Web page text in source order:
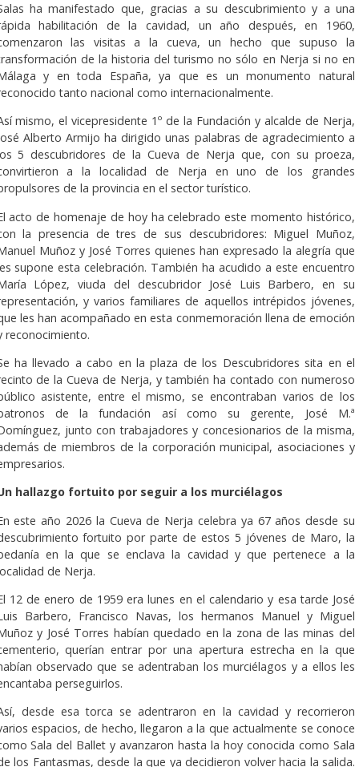
ha manifestado que, gracias a su descubrimiento y a una
habilitación de la cavidad, un año después, en 1960,
las visitas a la cueva, un hecho que supuso la
de la historia del turismo no sólo en Nerja si no en
y en toda España, ya que es un monumento natural
tanto nacional como internacionalmente.
mismo, el vicepresidente 1º de la Fundación y alcalde de Nerja,
Alberto Armijo ha dirigido unas palabras de agradecimiento a
5 descubridores de la Cueva de Nerja que, con su proeza,
a la localidad de Nerja en uno de los grandes
de la provincia en el sector turístico.
acto de homenaje de hoy ha celebrado este momento histórico,
la presencia de tres de sus descubridores: Miguel Muñoz,
Muñoz y José Torres quienes han expresado la alegría que
supone esta celebración. También ha acudido a este encuentro
López, viuda del descubridor José Luis Barbero, en su
y varios familiares de aquellos intrépidos jóvenes,
les han acompañado en esta conmemoración llena de emoción
reconocimiento.
ha llevado a cabo en la plaza de los Descubridores sita en el
de la Cueva de Nerja, y también ha contado con numeroso
asistente, entre el mismo, se encontraban varios de los
de la fundación así como su gerente, José M.ª
junto con trabajadores y concesionarios de la misma,
de miembros de la corporación municipal, asociaciones y
hallazgo fortuito por seguir a los murciélagos
este año 2026 la Cueva de Nerja celebra ya 67 años desde su
fortuito por parte de estos 5 jóvenes de Maro, la
en la que se enclava la cavidad y que pertenece a la
de Nerja.
12 de enero de 1959 era lunes en el calendario y esa tarde José
Barbero, Francisco Navas, los hermanos Manuel y Miguel
y José Torres habían quedado en la zona de las minas del
querían entrar por una apertura estrecha en la que
observado que se adentraban los murciélagos y a ellos les
perseguirlos.
desde esa torca se adentraron en la cavidad y recorrieron
espacios, de hecho, llegaron a la que actualmente se conoce
Sala del Ballet y avanzaron hasta la hoy conocida como Sala
los Fantasmas, desde la que ya decidieron volver hacia la salida.